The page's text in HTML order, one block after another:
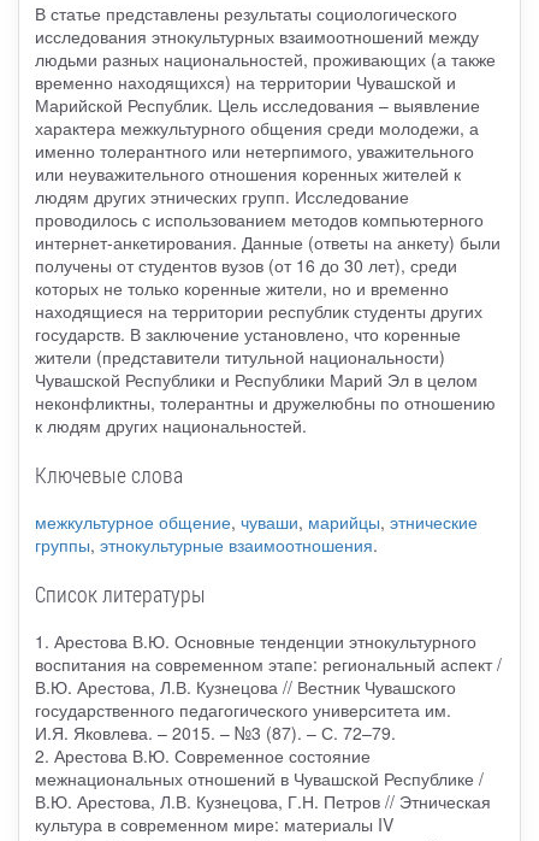
В статье представлены результаты социологического
исследования этнокультурных взаимоотношений между
людьми разных национальностей, проживающих (а также
временно находящихся) на территории Чувашской и
Марийской Республик. Цель исследования – выявление
характера межкультурного общения среди молодежи, а
именно толерантного или нетерпимого, уважительного
или неуважительного отношения коренных жителей к
людям других этнических групп. Исследование
проводилось с использованием методов компьютерного
интернет-анкетирования. Данные (ответы на анкету) были
получены от студентов вузов (от 16 до 30 лет), среди
которых не только коренные жители, но и временно
находящиеся на территории республик студенты других
государств. В заключение установлено, что коренные
жители (представители титульной национальности)
Чувашской Республики и Республики Марий Эл в целом
неконфликтны, толерантны и дружелюбны по отношению
к людям других национальностей.
Ключевые слова
межкультурное общение, чуваши, марийцы, этнические
группы, этнокультурные взаимоотношения.
Список литературы
1. Арестова В.Ю. Основные тенденции этнокультурного
воспитания на современном этапе: региональный аспект /
В.Ю. Арестова, Л.В. Кузнецова // Вестник Чувашского
государственного педагогического университета им.
И.Я. Яковлева. – 2015. – №3 (87). – С. 72–79.
2. Арестова В.Ю. Современное состояние
межнациональных отношений в Чувашской Республике /
В.Ю. Арестова, Л.В. Кузнецова, Г.Н. Петров // Этническая
культура в современном мире: материалы IV